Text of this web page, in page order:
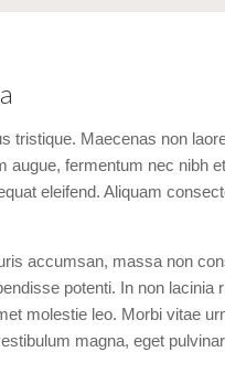
Maecenas non
fermentum nec nibh
eleifend. Aliquam
accumsan, massa non
potenti. In non
molestie leo. Morbi vitae
magna, eget